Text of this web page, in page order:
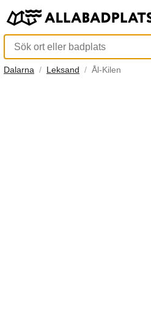
Dalarna Leksand Ål-Kilen